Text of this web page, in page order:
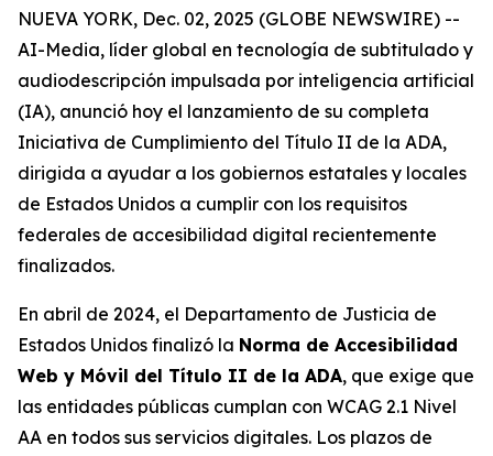
NUEVA YORK, Dec. 02, 2025 (GLOBE NEWSWIRE) --
AI-Media, líder global en tecnología de subtitulado y
audiodescripción impulsada por inteligencia artificial
(IA), anunció hoy el lanzamiento de su completa
Iniciativa de Cumplimiento del Título II de la ADA,
dirigida a ayudar a los gobiernos estatales y locales
de Estados Unidos a cumplir con los requisitos
federales de accesibilidad digital recientemente
finalizados.
En abril de 2024, el Departamento de Justicia de
Estados Unidos finalizó la Norma de Accesibilidad
Web y Móvil del Título II de la ADA, que exige que
las entidades públicas cumplan con WCAG 2.1 Nivel
AA en todos sus servicios digitales. Los plazos de